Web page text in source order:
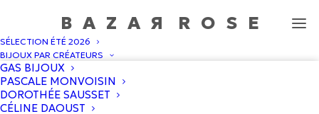
BAZA R ROS E
SÉLECTION ÉTÉ 2026
BIJOUX PAR CRÉATEURS
GAS BIJOUX
PASCALE MONVOISIN
DOROTHÉE SAUSSET
CÉLINE DAOUST
Tee-shirt "Cancer"
Accueil/Boutique/Gold N karma